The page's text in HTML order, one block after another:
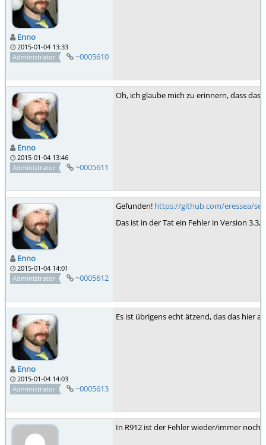
Enno
2015-01-04 13:33
Administrator
~0005610
Enno
2015-01-04 13:46
Administrator
~0005611
Oh, ich glaube mich zu erinnern, dass das
Enno
2015-01-04 14:01
Administrator
~0005612
Gefunden! https://github.com/eressea/
Das ist in der Tat ein Fehler in Version
Enno
2015-01-04 14:03
Administrator
~0005613
Es ist übrigens echt ätzend, das das hier
In R912 ist der Fehler wieder/immer noch